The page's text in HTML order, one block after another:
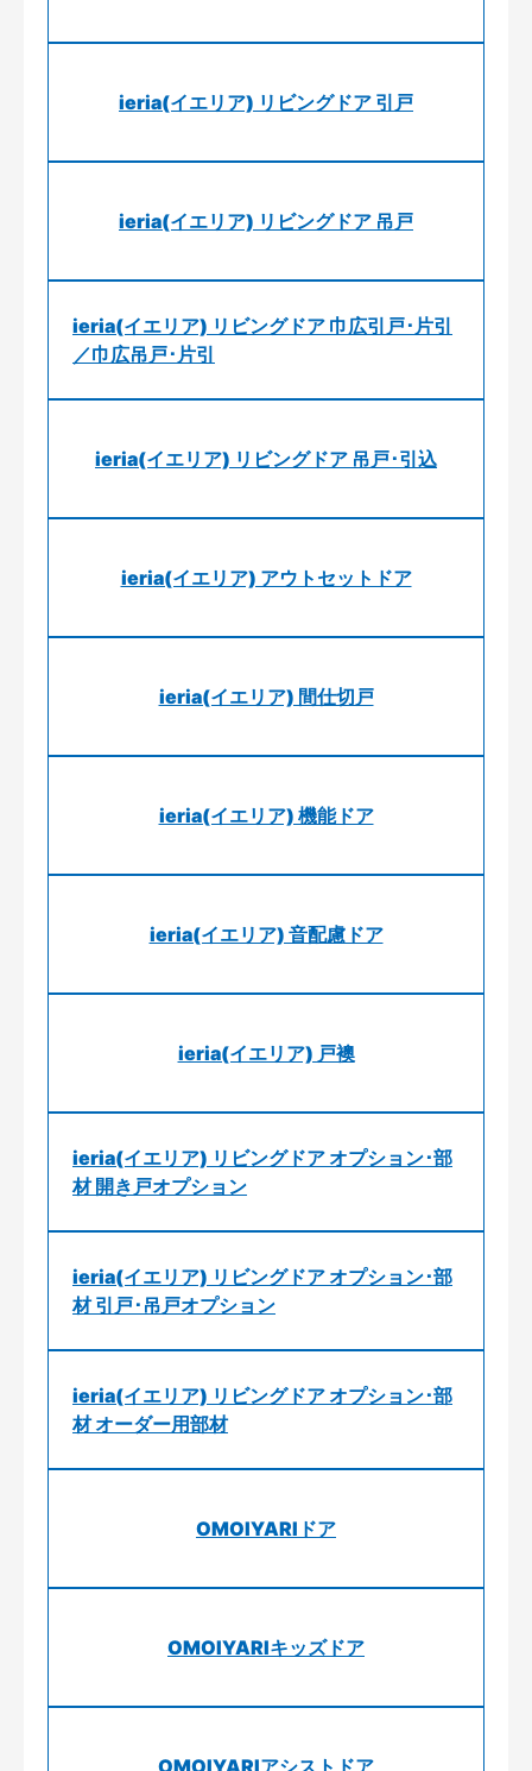
ieria(イエリア) リビングドア 引戸
ieria(イエリア) リビングドア 吊戸
ieria(イエリア) リビングドア 巾広引戸･片引
／巾広吊戸･片引
ieria(イエリア) リビングドア 吊戸･引込
ieria(イエリア) アウトセットドア
ieria(イエリア) 間仕切戸
ieria(イエリア) 機能ドア
ieria(イエリア) 音配慮ドア
ieria(イエリア) 戸襖
ieria(イエリア) リビングドア オプション･部
材 開き戸オプション
ieria(イエリア) リビングドア オプション･部
材 引戸･吊戸オプション
ieria(イエリア) リビングドア オプション･部
材 オーダー用部材
OMOIYARIドア
OMOIYARIキッズドア
OMOIYARIアシストドア